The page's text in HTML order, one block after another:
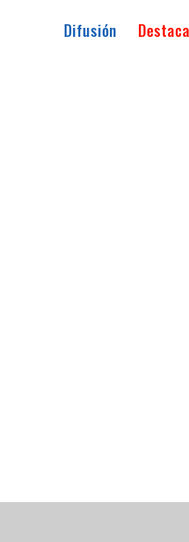
Difusión